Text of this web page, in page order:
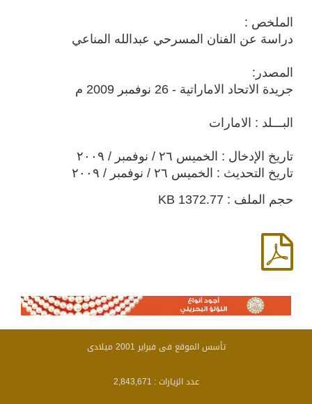
الملخص :
دراسة عن الفنان المسرحي عبدالله المناعي
المصدر:
جريدة الاتحاد الاماراتية - 26 نوفمبر 2009 م
البـــلد : الامارات
تاريخ الإدخال : الخميس ٢٦ / نوفمبر / ٢٠٠٩
تاريخ التحديث : الخميس ٢٦ / نوفمبر / ٢٠٠٩
حجم الملف : 1372.77 KB
تأسس الموقع فى فبراير 2001 ميلادى
عدد الزيارات : 2,843,671